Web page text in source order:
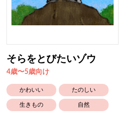
そらをとびたいゾウ
4歳〜5歳向け
かわいい たのしい
生きもの 自然